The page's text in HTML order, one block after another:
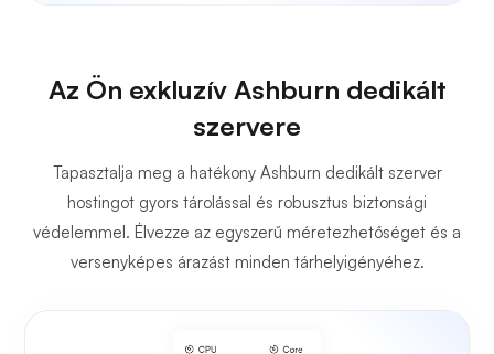
Az Ön exkluzív Ashburn dedikált
szervere
Tapasztalja meg a hatékony Ashburn dedikált szerver
hostingot gyors tárolással és robusztus biztonsági
védelemmel. Élvezze az egyszerű méretezhetőséget és a
versenyképes árazást minden tárhelyigényéhez.